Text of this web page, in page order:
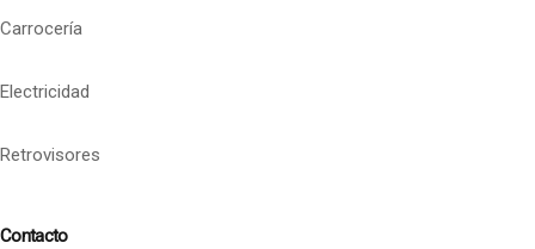
Carrocería
Electricidad
Retrovisores
Contacto